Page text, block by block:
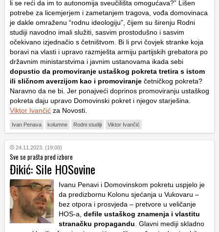
li se reći da im to autonomija sveučilišta omogućava?” Lišen
potrebe za licemjerjem i zametanjem tragova, vođa domovinaca
je dakle omraženu “rodnu ideologiju”, čijem su širenju Rodni
studiji navodno imali služiti, sasvim prostodušno i sasvim
očekivano izjednačio s četništvom. Bi li prvi čovjek stranke koja
boravi na vlasti i upravo razmješta armiju partijskih grebatora po
državnim ministarstvima i javnim ustanovama ikada sebi
dopustio da promoviranje ustaškog pokreta tretira s istom
ili sličnom averzijom kao i promoviranje četničkog pokreta?
Naravno da ne bi. Jer ponajveći doprinos promoviranju ustaškog
pokreta daju upravo Domovinski pokret i njegov starješina.
Viktor Ivančić za Novosti.
Ivan Penava kolumne Rodni studiji Viktor Ivančić
24.11.2023. (19:00)
Sve se prašta pred izbore
Đikić: Sile HOSovine
Ivanu Penavi i Domovinskom pokretu uspjelo je
da predizbornu Kolonu sjećanja u Vukovaru –
bez otpora i prosvjeda – pretvore u veličanje
HOS-a, defile ustaškog znamenja i vlastitu
stranačku propagandu . Glavni mediji skladno